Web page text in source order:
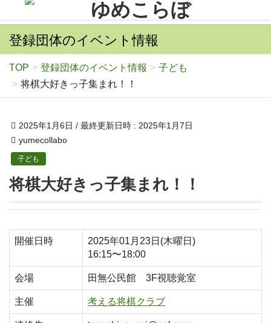
登録団体のイベント情報
TOP 登録団体のイベント情報
子ども
将棋大好きっ子集まれ！！
2025年1月6日 / 最終更新日時 : 2025年1月7日
yumecollabo
子ども
将棋大好きっ子集まれ！！
開催日時
2025年01月23日(木曜日)
16:15〜18:00
会場 田無公民館 3F視聴覚室
主催 考える将棋クラブ